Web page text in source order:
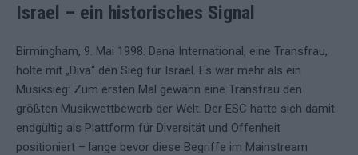
Israel – ein historisches Signa
Birmingham, 9. Mai 1998. Dana International, eine Transfrau,
holte mit „Diva“ den Sieg für Israel. Es war mehr als ein
Musiksieg: Zum ersten Mal gewann eine Transfrau den
größten Musikwettbewerb der Welt. Der ESC hatte sich damit
endgültig als Plattform für Diversität und Offenheit
positioniert – lange bevor diese Begriffe im Mainstream